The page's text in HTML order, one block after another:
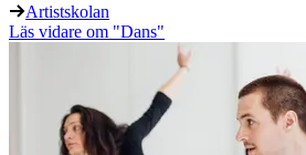
Artistskolan
Läs vidare om "Dans"